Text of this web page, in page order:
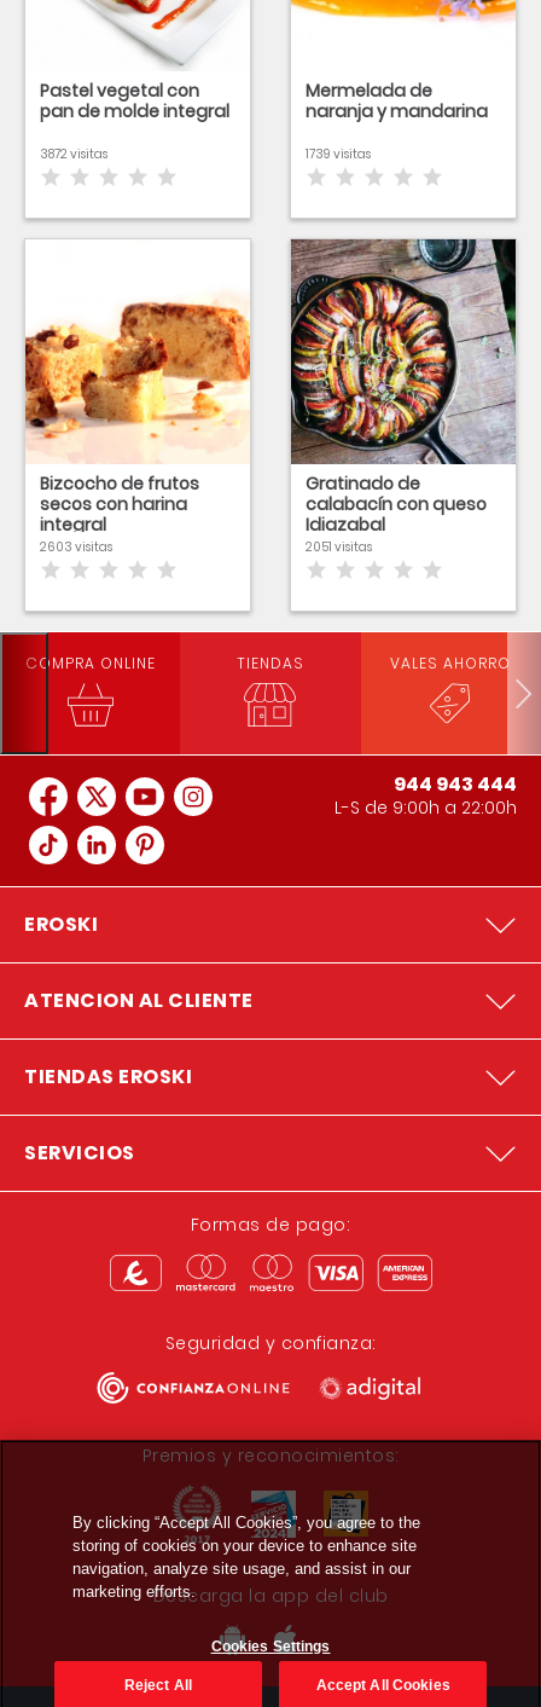
Pastel vegetal con
pan de molde integral
3872 visitas
Mermelada de
naranja y mandarina
1739 visitas
Bizcocho de frutos
secos con harina
integral
2603 visitas
Gratinado de
calabacín con queso
Idiazabal
2051 visitas
COMPRA ONLINE TIENDAS VALES AHORRO
944 943 444
L-S de 9:00h a 22:00h
EROSKI
ATENCION AL CLIENTE
TIENDAS EROSKI
SERVICIOS
Formas de pago:
Seguridad y confianza:
Premios y reconocimientos:
Descarga la app del club
By clicking “Accept All Cookies”, you agree to the
storing of cookies on your device to enhance site
navigation, analyze site usage, and assist in our
marketing efforts.
Cookies Settings
Reject All Accept All Cookies